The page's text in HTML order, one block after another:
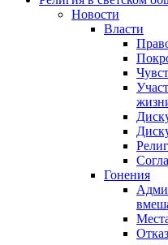
Новости
Власти
Гонения